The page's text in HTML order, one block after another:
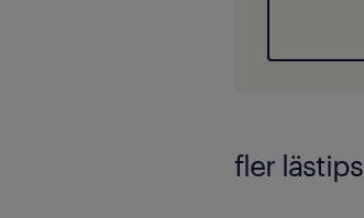
fler lästips